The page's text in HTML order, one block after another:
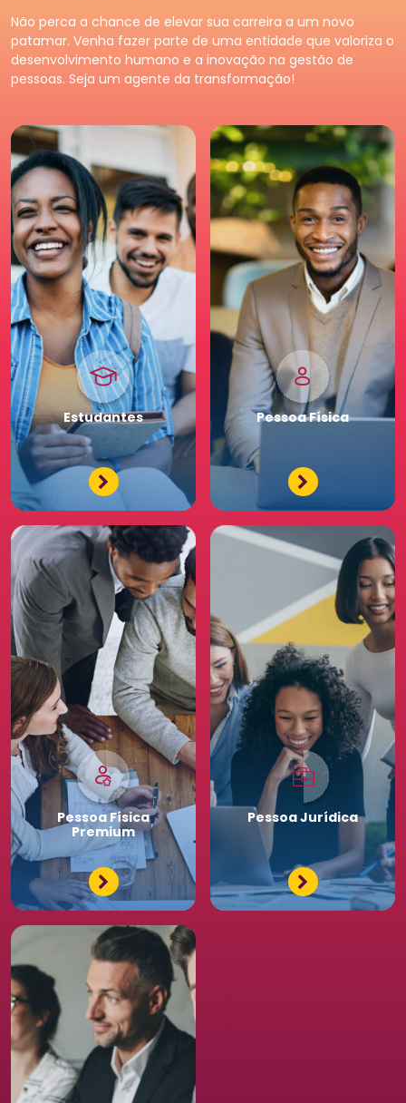
Não perca a chance de elevar sua carreira a um novo
patamar. Venha fazer parte de uma entidade que valoriza o
desenvolvimento humano e a inovação na gestão de
pessoas. Seja um agente da transformação!
Estudantes PessoaFísica
Premium
Tenha acessos exclusivos
e diferenciados da maior
comunidade de Recursos
Humanos. Conheça os
para a sua carreira.
PessoaFísica
Premium
Pessoa
Fortaleça o seu negócio e
faça parte da maior
comunidade de Recursos
Humanos. Conheças os
PessoaJurídica
PessoaJurídica
Premium
Tenha acessos exclusivos
e diferenciados da maior
comunidade de Recursos
Humanos. Conheça os
benefícios diferenciados
para a sua equipe. Saia
na frente para o seu
negócio.